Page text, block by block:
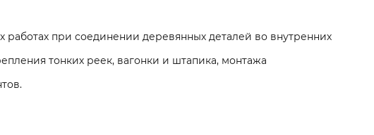
работах при соединении деревянных деталей во внутренних
тонких реек, вагонки и штапика, монтажа